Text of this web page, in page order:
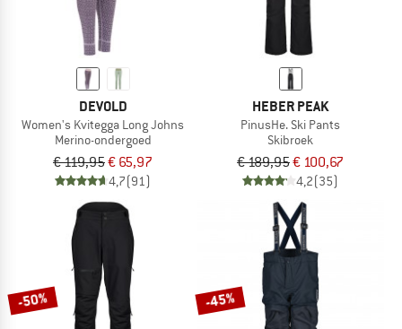
DEVOLD
Women's Kvitegga Long Johns
Merino-ondergoed
€ 119,95€ 65,97
4,7(91)
HEBER PEAK
PinusHe. Ski Pants
Skibroek
€ 189,95€ 100,67
4,2(35)
-50% -45%